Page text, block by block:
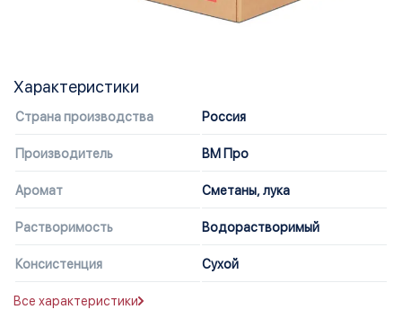
Характеристики
Страна производства Россия
Производитель ВМ Про
Аромат Сметаны, лука
Растворимость Водорастворимый
Консистенция Сухой
Все характеристики